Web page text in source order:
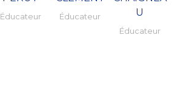
Éducateur Éducateur
U
Éducateur